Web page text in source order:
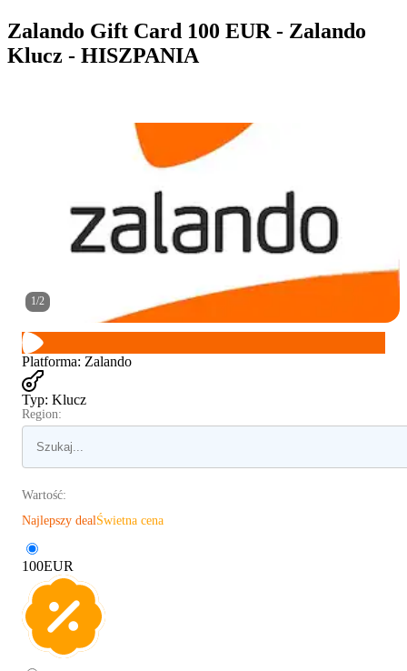
Zalando Gift Card 100 EUR - Zalando
Klucz - HISZPANIA
1/2
Platforma: Zalando
Typ: Klucz
Region:
Wartość:
Najlepszy deal Świetna cena
100EUR